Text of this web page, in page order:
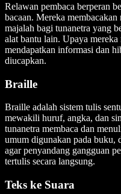
Relawan pembaca berperan
bacaan. Mereka
majalah bagi tunanetra yang
alat bantu lain. Upaya mereka
mendapatkan informasi dan
diucapkan.
Braille
Braille adalah sistem tulis
mewakili huruf, angka, dan
tunanetra membaca dan
umum digunakan pada buku,
agar penyandang gangguan
tertulis secara langsung.
Teks ke Suara